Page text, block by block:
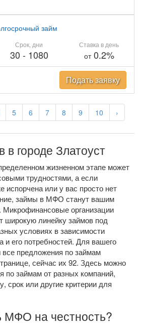
5 6 7 8 9 10 ›
займ
Срок, дни
30 - 1080
Ставка в день
от0.2%
Подать заявку
в городе Златоуст
жизненном этапе может
трудностями, а если
испорчена или у вас просто нет
займы в МФО станут вашим
организации
широкую линейку займов под
условиях в зависимости
и его потребностей. Для вашего
предложения по займам
сейчас их 92. Здесь можно
по займам от разных компаний,
срок или другие критерии для
МФО на честность?